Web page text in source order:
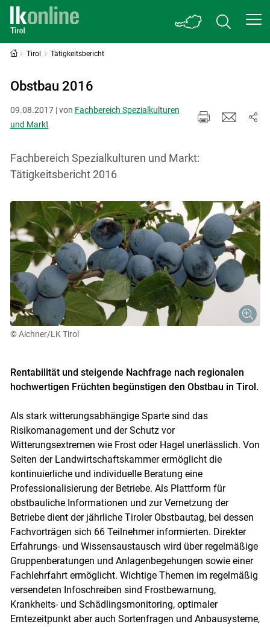
Skip to main content
Tirol Tätigkeitsbericht
Obstbau 2016
09.08.2017 | von Fachbereich Spezialkulturen
und Markt
Fachbereich Spezialkulturen und Markt:
Tätigkeitsbericht 2016
© Aichner/LK Tirol
Rentabilität und steigende Nachfrage nach regionalen
hochwertigen Früchten begünstigen den Obstbau in Tirol.
Als stark witterungsabhängige Sparte sind das
Risikomanagement und der Schutz vor
Witterungsextremen wie Frost oder Hagel unerlässlich. Von
Seiten der Landwirtschaftskammer ermöglicht die
kontinuierliche und individuelle Beratung eine
Professionalisierung der Betriebe. Als Plattform für
obstbauliche Informationen und zur Vernetzung der
Betriebe dient der jährliche Tiroler Obstbautag, bei dessen
Fachvorträgen sich 66 Teilnehmer informierten. Direkter
Erfahrungs- und Wissensaustausch wird über regelmäßige
Gruppenberatungen und Anlagenbegehungen sowie einer
Fachlehrfahrt ermöglicht. Wichtige Themen im regelmäßig
versendeten Infoschreiben sind Frostbewarnung,
Krankheits- und Schädlingsmonitoring, optimaler
Erntezeitpunkt aber auch Sortenfragen und Anbausysteme,